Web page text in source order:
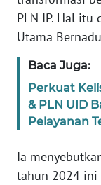
PLN IP. Hal
Utama
Baca Juga:
Perkuat
& PLN UID
Pelayanan
Ia
tahun 2024 ini
WN
WN
PAPUA
PAPUA
BARAT